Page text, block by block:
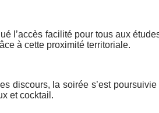
l’accès facilité pour tous aux
à cette proximité territoriale.
discours, la soirée s’est
et cocktail.